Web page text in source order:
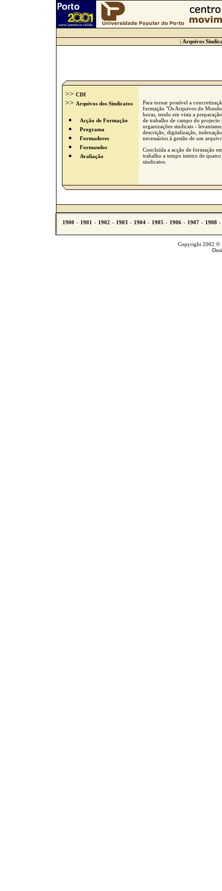
| Arquivos
>> CDI
>> Arquivos dos Sindicatos
Acção de Formação
Programa
Formadores
Formandos
Avaliação
Para tornar possível a
formação "Os Arquivos do
horas, tendo em vista a
de trabalho de campo do projecto
organizações sindicais -
descrição, digitalização,
necessários à gestão de um
Concluída a acção de formação
trabalho a tempo inteiro de
sindicatos.
Copyright 2002 ©